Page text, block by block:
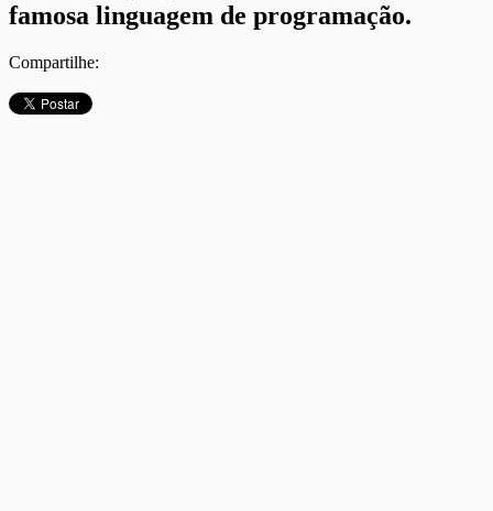
famosa linguagem de programação.
Compartilhe: